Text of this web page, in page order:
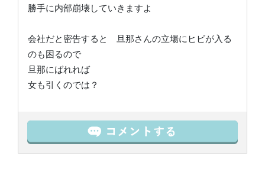
勝手に内部崩壊していきますよ
会社だと密告すると 旦那さんの立場にヒビが入る
のも困るので
旦那にばれれば
女も引くのでは？